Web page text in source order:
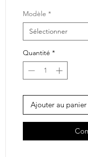
Modèle *
Sélectionner
Quantité *
Ajouter au panier